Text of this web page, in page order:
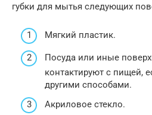
губки для мытья следующих
Мягкий пластик.
Посуда или иные
контактируют с пищей,
другими способами.
Акриловое стекло.